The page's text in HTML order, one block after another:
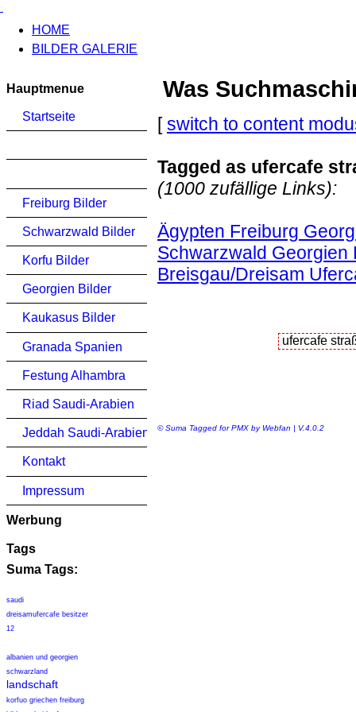
HOME
BILDER GALERIE
Hauptmenue
Startseite
Freiburg Bilder
Schwarzwald Bilder
Korfu Bilder
Georgien Bilder
Kaukasus Bilder
Granada Spanien
Festung Alhambra
Riad Saudi-Arabien
Jeddah Saudi-Arabien
Kontakt
Impressum
Werbung
Tags
Suma Tags:
saudi
dreisamufercafe besitzer
12
albanien und georgien
schwarzland
landschaft
korfuo griechen freiburg
Was
[switch to content
Tagged as ufercafe
(1000 zufällige Links):
Ägypten Freiburg
Schwarzwald Georgien
Breisgau/Dreisam
© Suma Tagged for PMX by Webfan | V.4.0.2